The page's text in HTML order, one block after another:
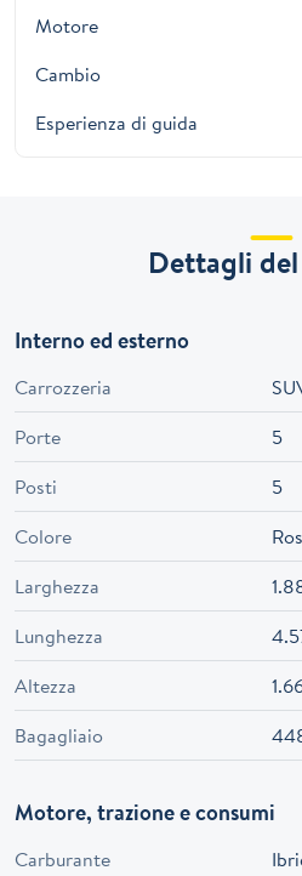
Motore
Cambio
Esperienza di guida
Dettagli
Interno ed esterno
Carrozzeria
Porte
5
Posti
5
Colore
Larghezza
Lunghezza
Altezza
Bagagliaio
Motore, trazione e consumi
Carburante